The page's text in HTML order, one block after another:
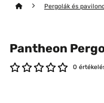
Pergolák és
Pantheon
0